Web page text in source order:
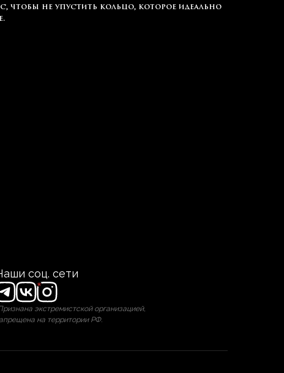
чтобы не упустить кольцо, которое идеально
соц. сети
экстремистской организацией,
на территории РФ.